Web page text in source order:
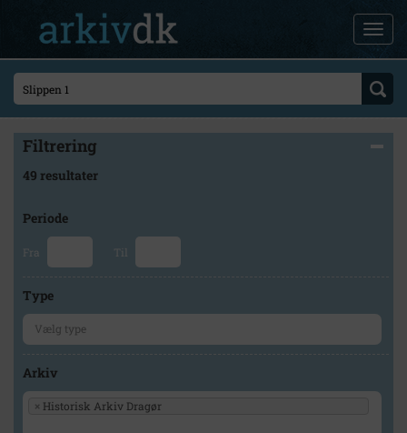
Filtrering
49 resultater
Periode
Fra Til
Type
Arkiv
× Historisk Arkiv Dragør